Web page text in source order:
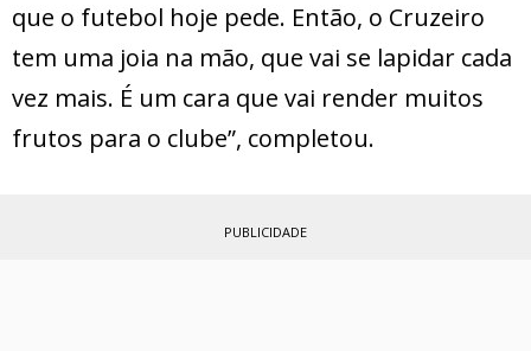
que o futebol hoje pede. Então, o Cruzeiro
tem uma joia na mão, que vai se lapidar cada
vez mais. É um cara que vai render muitos
frutos para o clube”, completou.
PUBLICIDADE